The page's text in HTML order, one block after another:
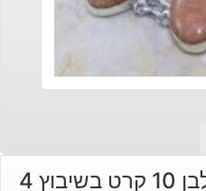
שרשרת ותליון זהב לבן 10 קרט בשיבוץ 4